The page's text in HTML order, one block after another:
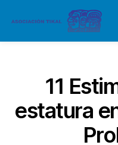
11
estatura